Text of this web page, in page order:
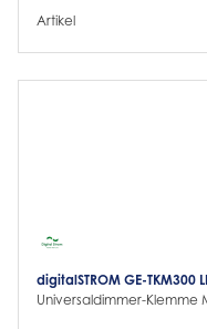
Artikel
digitalSTROM GE-TKM300
Universaldimmer-Klemme